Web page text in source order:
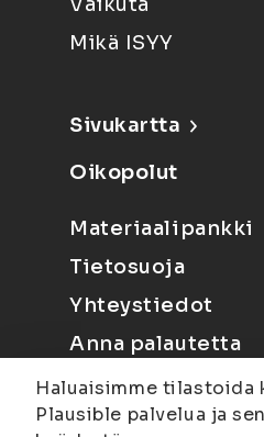
Mikä ISYY
Sivukartta
Oikopolut
Materiaalipankki
Tietosuoja
Yhteystiedot
Anna palautetta
Haluaisimme tilastoida
Plausible palvelua ja